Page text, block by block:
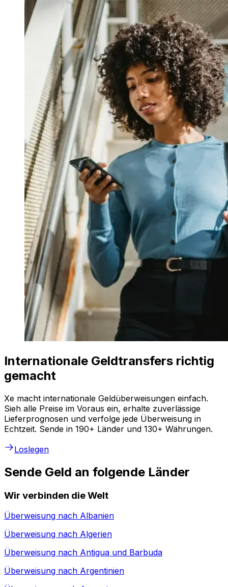
Internationale Geldtransfers richtig
gemacht
Xe macht internationale Geldüberweisungen einfach.
Sieh alle Preise im Voraus ein, erhalte zuverlässige
Lieferprognosen und verfolge jede Überweisung in
Echtzeit. Sende in 190+ Länder und 130+ Währungen.
Loslegen
Sende Geld an folgende Länder
Wir verbinden die Welt
Überweisung nach Albanien
Überweisung nach Algerien
Überweisung nach Antigua und Barbuda
Überweisung nach Argentinien